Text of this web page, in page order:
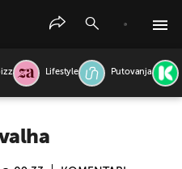
Lifestyle Putovanja